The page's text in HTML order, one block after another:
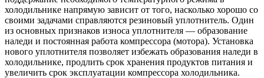
холодильнике напрямую зависит от того, насколько хорошо со
своими задачами справляются резиновый уплотнитель. Один
из основных признаков износа уплотнителя — образование
наледи и постоянная работа компрессора (мотора). Установка
нового уплотнителя позволяет избежать образования наледи в
холодильнике, продлить срок хранения продуктов питания и
увеличить срок эксплуатации компрессора холодильника.